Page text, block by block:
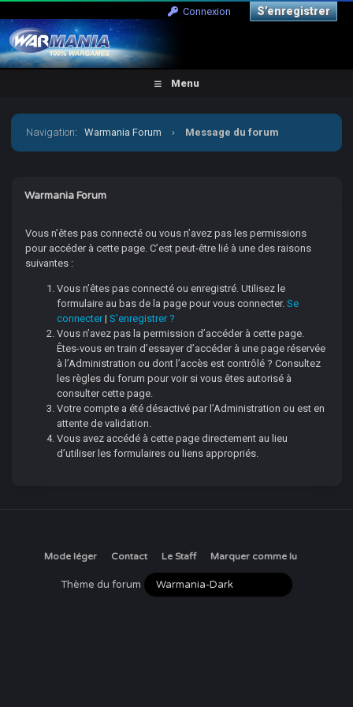
Connexion S’enregistrer
Menu
Navigation:Warmania Forum › Message du forum
Warmania Forum
Vous n’êtes pas connecté ou vous n’avez pas les permissions
pour accéder à cette page. C’est peut-être lié à une des raisons
suivantes :
Vous n’êtes pas connecté ou enregistré. Utilisez le
formulaire au bas de la page pour vous connecter.Se
connecter|S’enregistrer ?
Vous n’avez pas la permission d’accéder à cette page.
Êtes-vous en train d’essayer d’accéder à une page réservée
à l’Administration ou dont l’accès est contrôlé ? Consultez
les règles du forum pour voir si vous êtes autorisé à
consulter cette page.
Votre compte a été désactivé par l’Administration ou est en
attente de validation.
Vous avez accédé à cette page directement au lieu
d’utiliser les formulaires ou liens appropriés.
Mode léger Contact Le Staff Marquer comme lu
Thème du forum